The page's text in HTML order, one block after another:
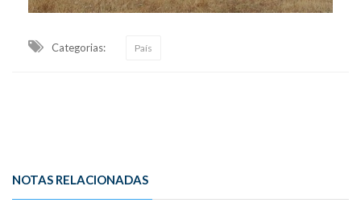
Categorias: País
NOTAS RELACIONADAS